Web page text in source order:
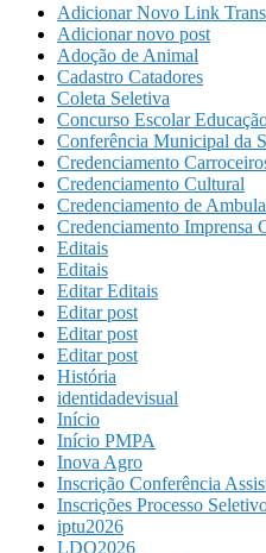
Adicionar Novo Link
Adicionar novo post
Adoção de Animal
Cadastro Catadores
Coleta Seletiva
Concurso Escolar
Conferência Municipal da
Credenciamento
Credenciamento Cultural
Credenciamento de
Credenciamento Imprensa
Editais
Editais
Editar Editais
Editar post
Editar post
Editar post
História
identidadevisual
Início
Início PMPA
Inova Agro
Inscrição Conferência
Inscrições Processo
iptu2026
LDO2026